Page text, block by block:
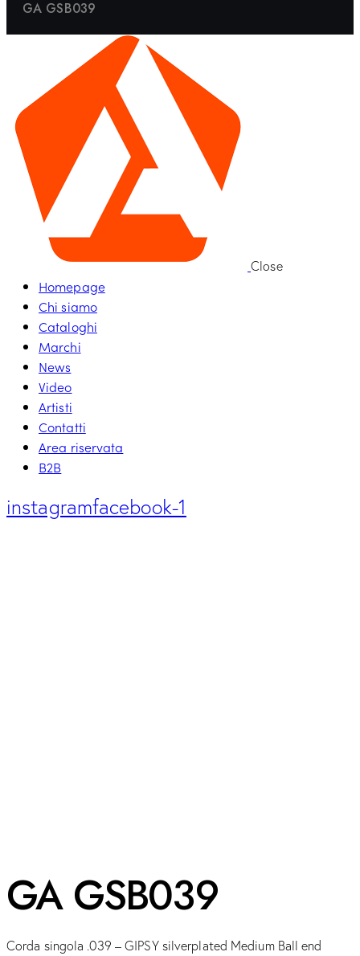
GA GSB039
Close
Homepage
Chi siamo
Cataloghi
Marchi
News
Video
Artisti
Contatti
Area riservata
B2B
instagramfacebook-1
GA GSB039
Corda singola .039 – GIPSY silverplated Medium Ball end